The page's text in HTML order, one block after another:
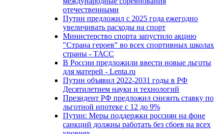
отечественными
Путин предложил с 2025 года ежегодно
увеличивать расходы на спорт
Министерство спорта запустило акцию
"Страна героев" во всех спортивных школах
страны - ТАСС
В России предложили ввести новые льготы
для матерей - Lenta.ru
Путин объявил 2022-2031 годы в РФ
Десятилетием науки и технологий
Президент РФ предложил снизить ставку по
льготной ипотеке с 12 до 9%
Путин: Меры поддержки россиян на фоне
санкций должны работать без сбоев на всех